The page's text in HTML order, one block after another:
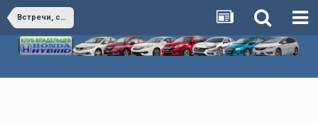
Встречи, события, мероприятия